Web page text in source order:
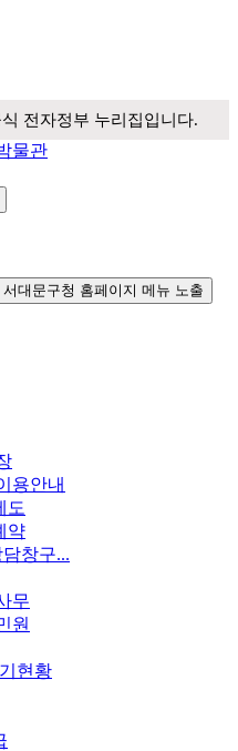
전자정부 누리집입니다.
물관
서대문구청 홈페이지 메뉴 노출
용안내
도
약
창구...
무
원
현황